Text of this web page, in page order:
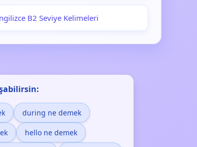
B2 Seviye Kelimeleri
during ne demek
hello ne demek